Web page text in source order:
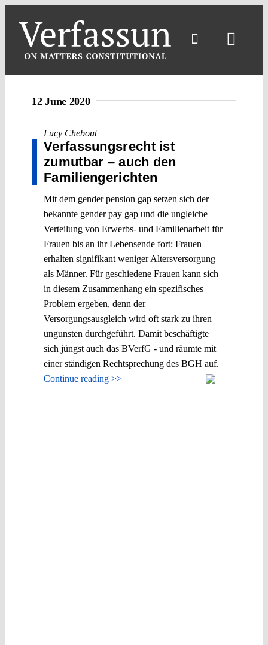
content
12 June 2020
Lucy Chebout
Verfassungsrecht ist
zumutbar – auch den
Familiengerichten
Mit dem gender pension gap setzen sich der
bekannte gender pay gap und die ungleiche
Verteilung von Erwerbs- und Familienarbeit für
Frauen bis an ihr Lebensende fort: Frauen
erhalten signifikant weniger Altersversorgung
als Männer. Für geschiedene Frauen kann sich
in diesem Zusammenhang ein spezifisches
Problem ergeben, denn der
Versorgungsausgleich wird oft stark zu ihren
ungunsten durchgeführt. Damit beschäftigte
sich jüngst auch das BVerfG - und räumte mit
einer ständigen Rechtsprechung des BGH auf.
Continue reading >>